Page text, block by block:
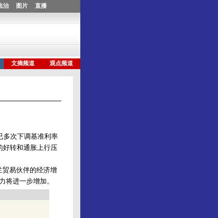
次下调基准利率
好转和通胀上行压
易伙伴的经济增
将进一步增加。